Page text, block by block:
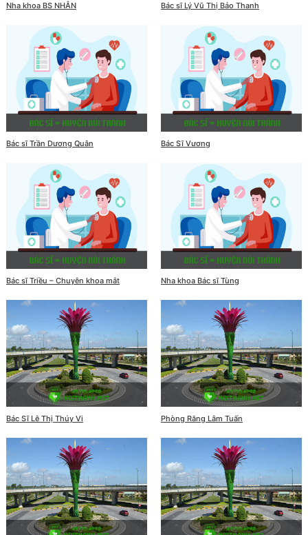
Nha khoa BS NHÂN Bác sĩ Lý Vũ Thị Bảo Thanh
Bác sĩ Trần Dương Quân Bác Sĩ Vương
Bác sĩ Triều – Chuyên khoa mắt Nha khoa Bác sĩ Tùng
Bác Sĩ Lê Thị Thúy Vi Phòng Răng Lâm Tuấn